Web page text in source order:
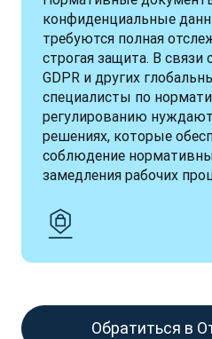
конфиденциальные
требуются полная
строгая защита. В связи
GDPR и других
специалисты по
регулированию
решениях, которые
соблюдение
замедления рабочих
Обратиться в